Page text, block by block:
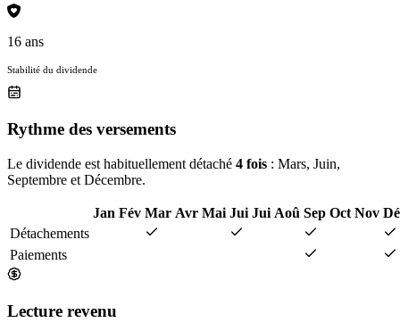
16 ans
Stabilité du dividende
Rythme des versements
Le dividende est habituellement détaché 4 fois : Mars, Juin,
Septembre et Décembre.
Jan Fév Mar Avr Mai Jui Jui Aoû Sep Oct Nov
Détachements
Paiements
Lecture revenu